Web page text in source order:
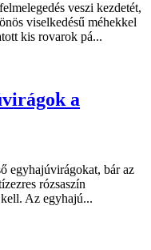
veszi kezdetét,
viselkedésű méhekkel
kis rovarok pá...
a
egyhajúvirágokat, bár az
rózsaszín
Az egyhajú...